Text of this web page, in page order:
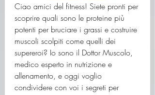
Ciao amici del fitness! Siete pronti per
scoprire quali sono le proteine ​​più
potenti per bruciare i grassi e costruire
muscoli scolpiti come quelli dei
supereroi? Io sono il Dottor Muscolo,
medico esperto in nutrizione e
allenamento, e oggi voglio
condividere con voi i segreti per